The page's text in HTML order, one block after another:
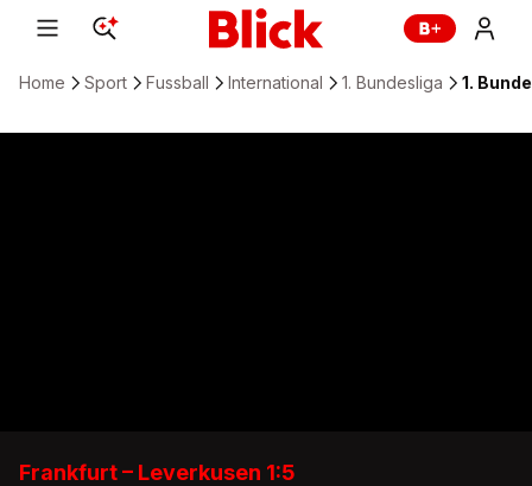
Home Sport Fussball International 1. Bundesliga 1.
Frankfurt – Leverkusen 1:5